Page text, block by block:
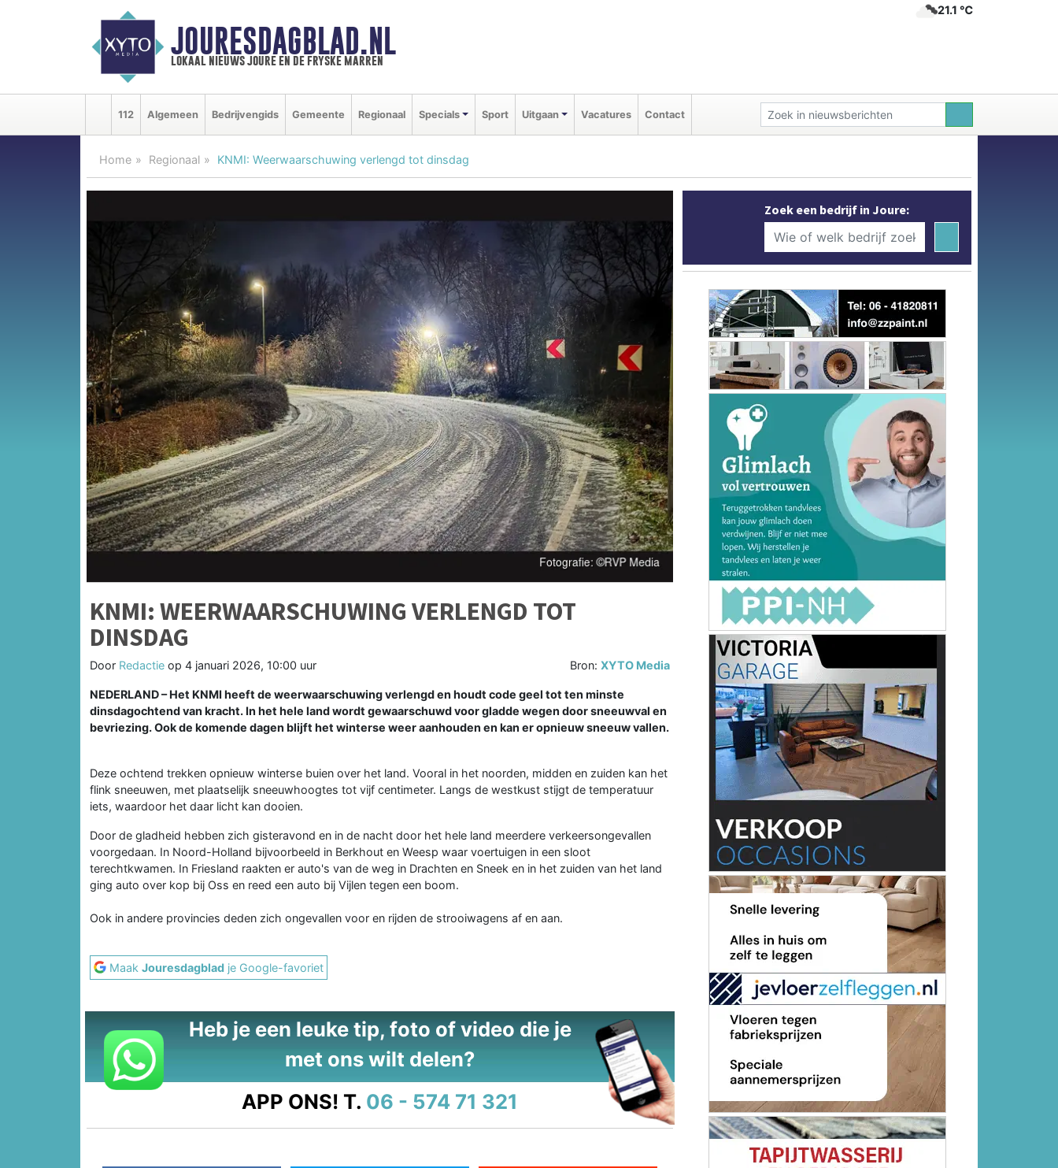
JOURESDAGBLAD.NL
lokaal nieuws joure en de fryske marren
21.1 ℃
112 Algemeen Bedrijvengids Gemeente Regionaal Specials Sport Uitgaan Vacatures Contact
Home Regionaal KNMI: Weerwaarschuwing verlengd tot dinsdag
KNMI: WEERWAARSCHUWING VERLENGD TOT
DINSDAG
Door Redactie op 4 januari 2026, 10:00 uur Bron:XYTO Media
NEDERLAND – Het KNMI heeft de weerwaarschuwing verlengd en houdt code geel tot ten minste
dinsdagochtend van kracht. In het hele land wordt gewaarschuwd voor gladde wegen door sneeuwval en
bevriezing. Ook de komende dagen blijft het winterse weer aanhouden en kan er opnieuw sneeuw vallen.
Deze ochtend trekken opnieuw winterse buien over het land. Vooral in het noorden, midden en zuiden kan het
flink sneeuwen, met plaatselijk sneeuwhoogtes tot vijf centimeter. Langs de westkust stijgt de temperatuur
iets, waardoor het daar licht kan dooien.
Door de gladheid hebben zich gisteravond en in de nacht door het hele land meerdere verkeersongevallen
voorgedaan. In Noord-Holland bijvoorbeeld in Berkhout en Weesp waar voertuigen in een sloot
terechtkwamen. In Friesland raakten er auto's van de weg in Drachten en Sneek en in het zuiden van het land
ging auto over kop bij Oss en reed een auto bij Vijlen tegen een boom.
Ook in andere provincies deden zich ongevallen voor en rijden de strooiwagens af en aan.
Maak Jouresdagblad je Google-favoriet
Heb je een leuke tip, foto of video die je
met ons wilt delen?
APP ONS! T. 06 - 574 71 321
Zoek een bedrijf in Joure: